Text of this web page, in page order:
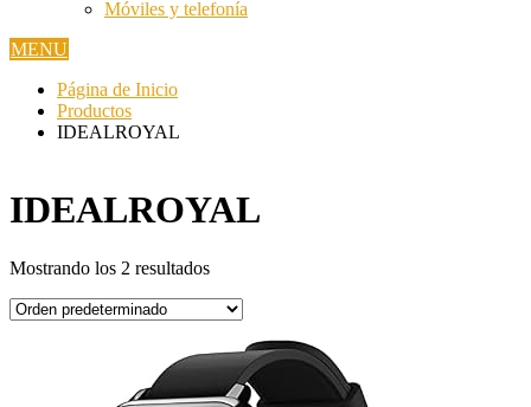
Móviles y telefonía
MENU
Página de Inicio
Productos
IDEALROYAL
IDEALROYAL
Mostrando los 2 resultados